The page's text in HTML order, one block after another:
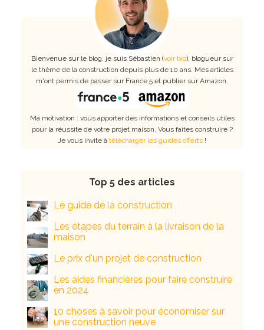
Bienvenue sur le blog, je suis Sébastien (voir bio), blogueur sur
le thème de la construction depuis plus de 10 ans. Mes articles
m'ont permis de passer sur France 5 et publier sur Amazon.
Ma motivation : vous apporter des informations et conseils utiles
pour la réussite de votre projet maison. Vous faites construire ?
Je vous invite à télécharger les guides offerts !
Top 5 des articles
Le guide de la construction
Les étapes du terrain à la livraison de la
maison
Le prix d'un projet de construction
Les aides financières pour faire construire
en 2024
10 choses à savoir pour économiser sur
une construction neuve